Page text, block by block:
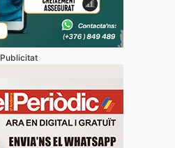
Publicitat